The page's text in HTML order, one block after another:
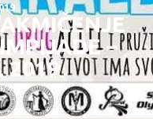
–
2019
2019